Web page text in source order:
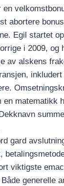
en
abortere
Egil startet
i 2009, og
av alskens
en matematikk
gard
viktigste
generelle